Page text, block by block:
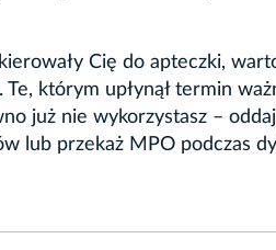
Cię do apteczki,
którym upłynął termin
już nie wykorzystasz –
lub przekaż MPO podczas